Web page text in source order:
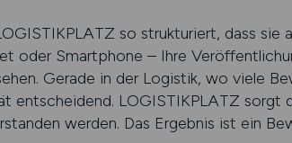
so strukturiert, dass sie
oder Smartphone – Ihre
Gerade in der Logistik, wo viele
entscheidend. LOGISTIKPLATZ sorgt
werden. Das Ergebnis ist ein